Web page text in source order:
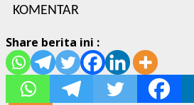
KOMENTAR
Share berita ini :